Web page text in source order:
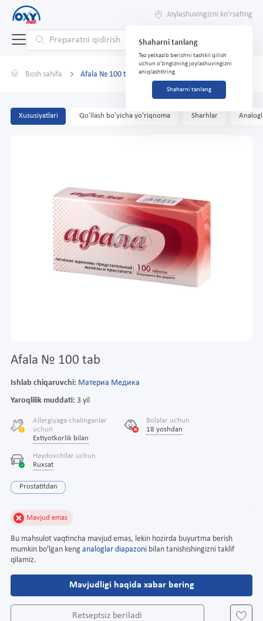
Joylashuvingizni ko'rsating
Shaharni tanlang
Tez yetkazib berishni tashkil qilish
uchun o'zingizning joylashuvingizni
aniqlashtiring
Shaharni tanlang
Bosh sahifa Afala № 100 tab
Xususiyatlari Qo'llash bo'yicha yo'riqnoma Sharhlar
Afala № 100 tab
Ishlab chiqaruvchi: Материа Медика
Yaroqlilik muddati: 3 yil
Allergiyaga chalinganlar
uchun
Extiyotkorlik bilan
Bolalar uchun
18 yoshdan
Haydovchilar uchun
Ruxsat
Prostatitdan
Mavjud emas
Bu mahsulot vaqtincha mavjud emas, lekin hozirda buyurtma berish
mumkin bo'lgan keng analoglar diapazoni bilan tanishishingizni taklif
qilamiz.
Mavjudligi haqida xabar bering
Retseptsiz beriladi